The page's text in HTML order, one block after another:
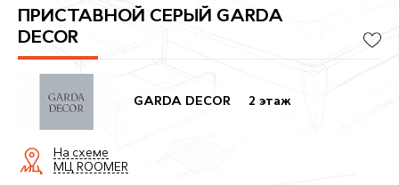
ПРИСТАВНОЙ СЕРЫЙ GARDA
DECOR
GARDA DECOR 2 этаж
На схеме
МЦ ROOMER